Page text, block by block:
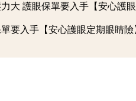
力大 護眼保單要入手【安心護
要入手【安心護眼定期眼睛險